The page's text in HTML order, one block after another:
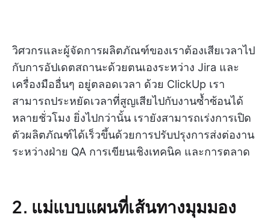
วิศวกรและผู้จัดการผลิตภัณฑ์ของเราต้องเสียเวลาไป
กับการอัปเดตสถานะด้วยตนเองระหว่าง Jira และ
เครื่องมืออื่นๆ อยู่ตลอดเวลา ด้วย ClickUp เรา
สามารถประหยัดเวลาที่สูญเสียไปกับงานซ้ำซ้อนได้
หลายชั่วโมง ยิ่งไปกว่านั้น เรายังสามารถเร่งการเปิด
ตัวผลิตภัณฑ์ได้เร็วขึ้นด้วยการปรับปรุงการส่งต่องาน
ระหว่างฝ่าย QA การเขียนเชิงเทคนิค และการตลาด
2. แม่แบบแผนที่เส้นทางมุมมอง